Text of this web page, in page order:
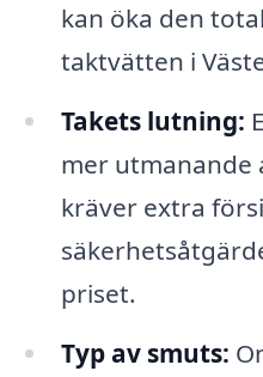
kan öka den
taktvätten i
Takets lutning:
mer utmanande
kräver extra
priset.
Typ av smuts: